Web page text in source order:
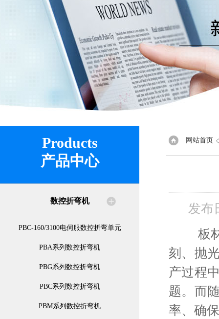
Products
产品中心
数控折弯机
PBC-160/3100电伺服数控折弯单元
PBA系列数控折弯机
PBG系列数控折弯机
PBC系列数控折弯机
PBM系列数控折弯机
网站首页
发布
板材
刻、抛
产过程
题。而
率、确